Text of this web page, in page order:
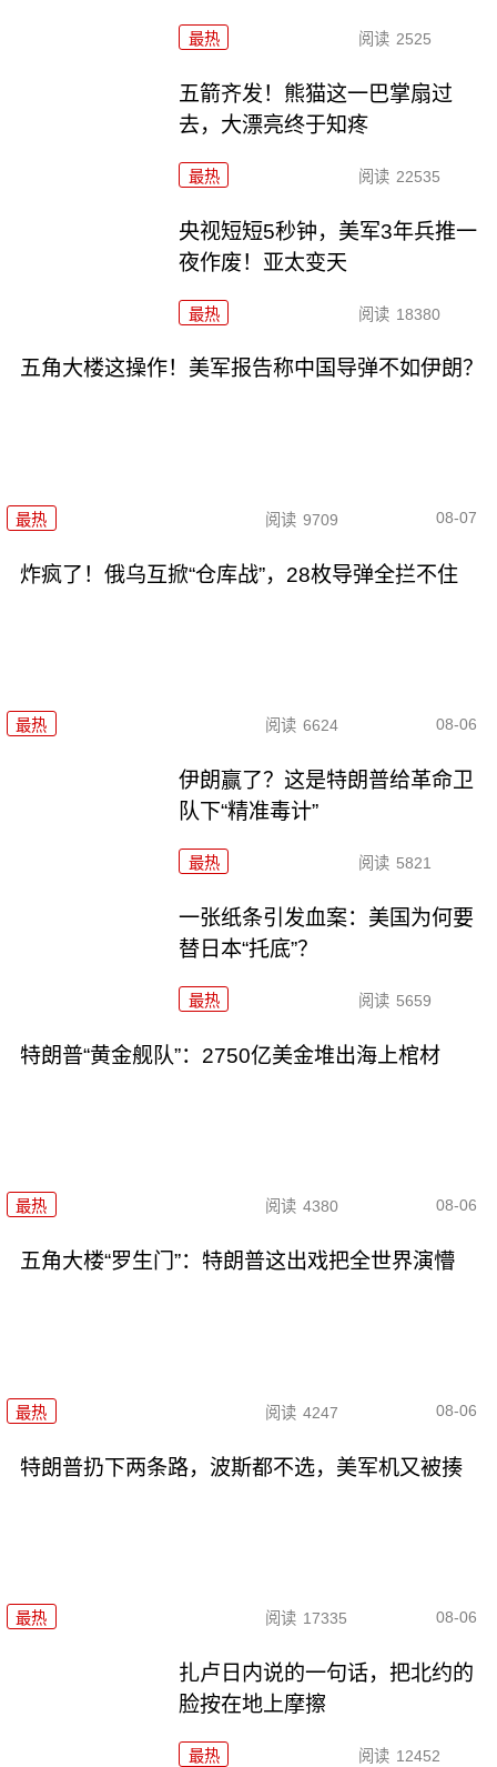
最热 阅读 2525
五箭齐发！熊猫这一巴掌扇过
去，大漂亮终于知疼
最热 阅读 22535
央视短短5秒钟，美军3年兵推一
夜作废！亚太变天
最热 阅读 18380
五角大楼这操作！美军报告称中国导弹不如伊朗？
最热 阅读 9709 08-07
炸疯了！俄乌互掀“仓库战”，28枚导弹全拦不住
最热 阅读 6624 08-06
伊朗赢了？这是特朗普给革命卫
队下“精准毒计”
最热 阅读 5821
一张纸条引发血案：美国为何要
替日本“托底”？
最热 阅读 5659
特朗普“黄金舰队”：2750亿美金堆出海上棺材
最热 阅读 4380 08-06
五角大楼“罗生门”：特朗普这出戏把全世界演懵
最热 阅读 4247 08-06
特朗普扔下两条路，波斯都不选，美军机又被揍
最热 阅读 17335 08-06
扎卢日内说的一句话，把北约的
脸按在地上摩擦
最热 阅读 12452